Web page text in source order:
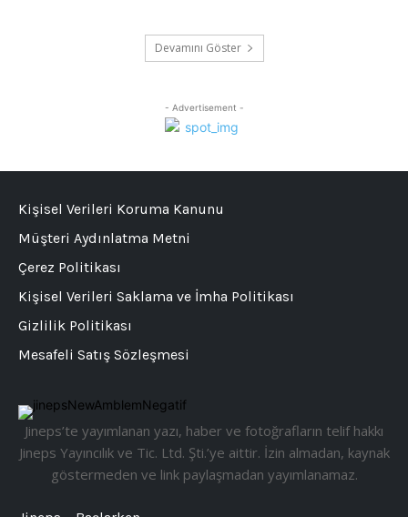
Devamını Göster
- Advertisement -
Jineps’te yayımlanan yazı, haber ve fotoğrafların telif hakkı
Jineps Yayıncılık ve Tic. Ltd. Şti.’ye aittir. İzin almadan, kaynak
göstermeden ve link paylaşmadan yayımlanamaz.
Kişisel Verileri Koruma Kanunu
Müşteri Aydınlatma Metni
Çerez Politikası
Kişisel Verileri Saklama ve İmha Politikası
Gizlilik Politikası
Mesafeli Satış Sözleşmesi